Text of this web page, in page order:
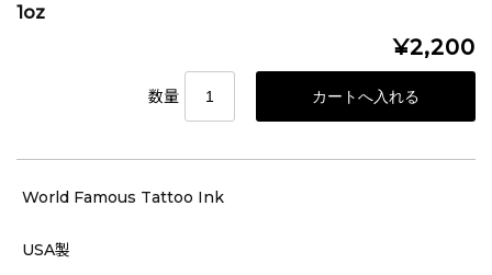
1oz
¥2,200
数量
World Famous Tattoo Ink
USA製